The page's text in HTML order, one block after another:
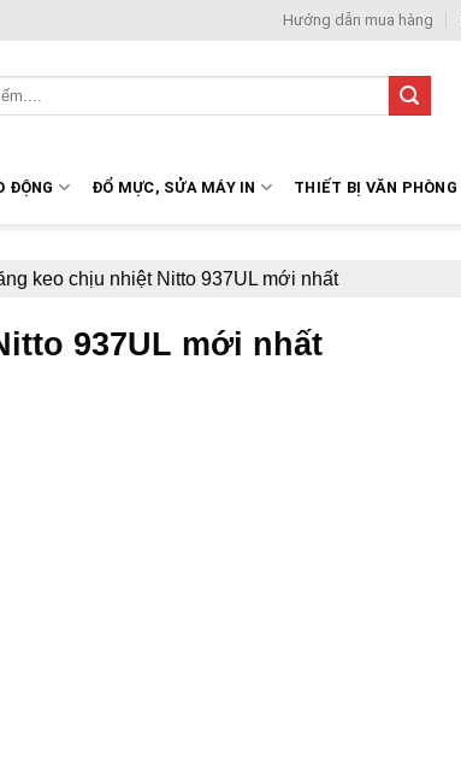
Hướng dẫn mua hàng
ĐỘNG ĐỔ MỰC, SỬA MÁY IN THIẾT BỊ VĂN PHÒNG
keo chịu nhiệt Nitto 937UL mới nhất
937UL mới nhất